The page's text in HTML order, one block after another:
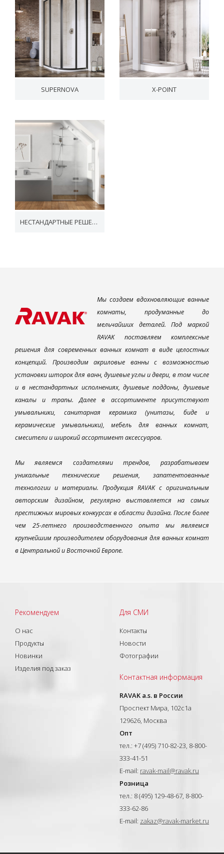
SUPERNOVA X-POINT
НЕСТАНДАРТНЫЕ РЕШЕНИЯ
Мы создаем вдохновляющие ванные
комнаты, продуманные до
мельчайших деталей. Под маркой
RAVAK поставляем комплексные
решения для современных ванных комнат в виде целостных
концепций. Производим акриловые ванны с возможностью
установки шторок для ванн, душевые углы и двери, в том числе
и в нестандартных исполнениях, душевые поддоны, душевые
каналы и трапы. Далее в ассортименте присутствуют
умывальники, санитарная керамика (унитазы, биде и
керамические умывальники), мебель для ванных комнат,
смесители и широкий ассортимент аксессуаров.
Мы являемся создателями трендов, разрабатываем
уникальные технические решения, запатентованные
технологии и материалы. Продукция RAVAK с оригинальным
авторским дизайном, регулярно выставляется на самых
престижных мировых конкурсах в области дизайна. После более
чем 25-летнего производственного опыта мы являемся
крупнейшим производителем оборудования для ванных комнат
в Центральной и Восточной Европе.
Рекомендуем
О нас
Продукты
Новинки
Изделия под заказ
Для СМИ
Контакты
Новости
Фотографии
Контактная информация
RAVAK a.s. в России
Проспект Мира, 102с1а
129626, Москва
Опт
тел.: +7 (495) 710-82-23, 8-800-
333-41-51
E-mail: ravak-mail@ravak.ru
Розница
тел.: 8 (495) 129-48-67, 8-800-
333-62-86
E-mail: zakaz@ravak-market.ru